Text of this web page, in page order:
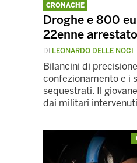
CRONACHE
Droghe e 800
22enne
DI LEONARDO DELLE NOCI
Bilancini di
confezionamento e i
sequestrati. Il
dai militari